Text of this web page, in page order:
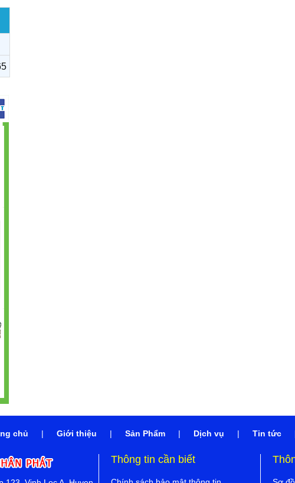
chủ | Giới thiệu | Sản Phẩm | Dịch vụ | Tin tức
Thông tin cần biết